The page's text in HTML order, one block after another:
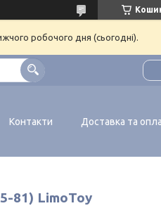
робочого дня (сьогодні).
Контакти Доставка та
81) LimoToy